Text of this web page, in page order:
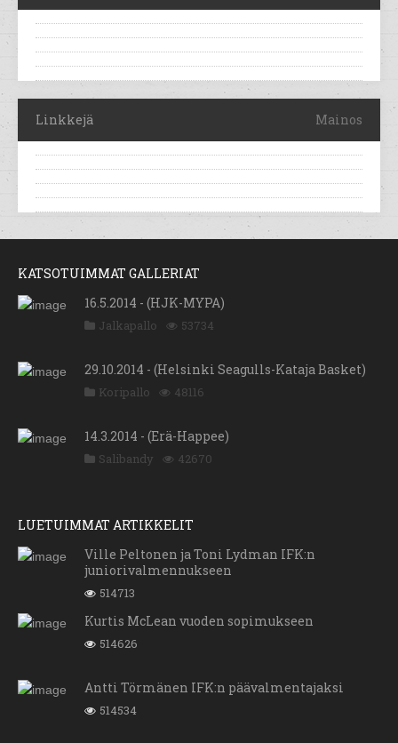
Linkkejä Mainos
KATSOTUIMMAT GALLERIAT
16.5.2014 - (HJK-MYPA)
Jalkapallo 53734
29.10.2014 - (Helsinki Seagulls-Kataja Basket)
Koripallo 48116
14.3.2014 - (Erä-Happee)
Salibandy 42670
LUETUIMMAT ARTIKKELIT
Ville Peltonen ja Toni Lydman IFK:n
juniorivalmennukseen
514713
Kurtis McLean vuoden sopimukseen
514626
Antti Törmänen IFK:n päävalmentajaksi
514534